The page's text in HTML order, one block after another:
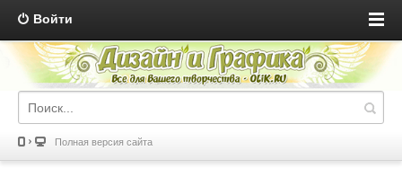
Войти
Полная версия сайта